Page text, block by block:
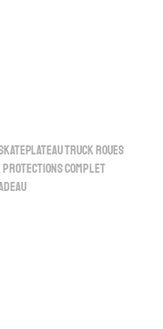
Truck Roues
protections complet